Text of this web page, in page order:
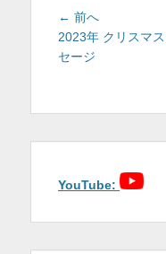
投
稿
ナ
シ
ン
← 前へ前
の
2023年 クリスマ
セージ
YouTube: